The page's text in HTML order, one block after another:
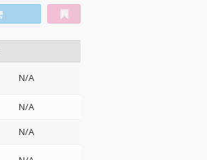
N/A
N/A
N/A